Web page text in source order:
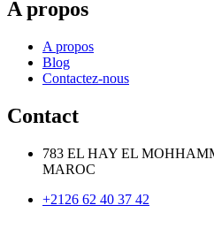
A propos
A propos
Blog
Contactez-nous
Contact
783 EL HAY EL
MAROC
+2126 62 40 37 42